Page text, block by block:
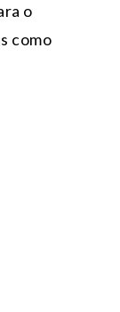
o
como